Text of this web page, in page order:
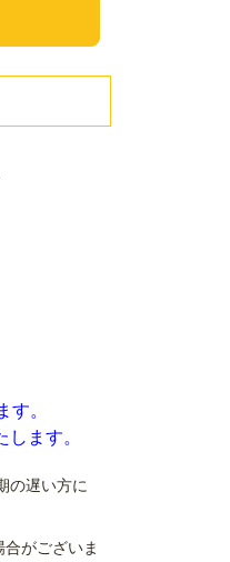
。
ます。
の遅い方に
がございま